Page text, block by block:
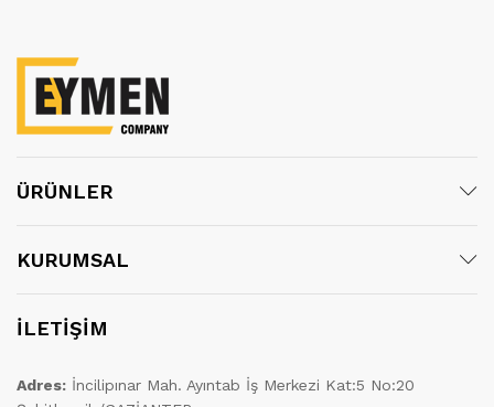
ÜRÜNLER
KURUMSAL
İLETİŞİM
Adres: İncilipınar Mah. Ayıntab İş Merkezi Kat:5 No:20